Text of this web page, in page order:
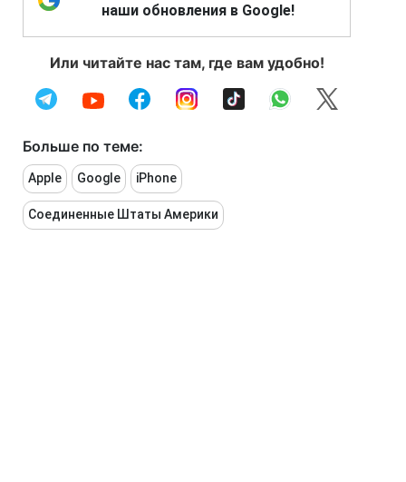
наши обновления в Google!
Или читайте нас там, где вам удобно!
Больше по теме:
Apple Google iPhone
Соединенные Штаты Америки